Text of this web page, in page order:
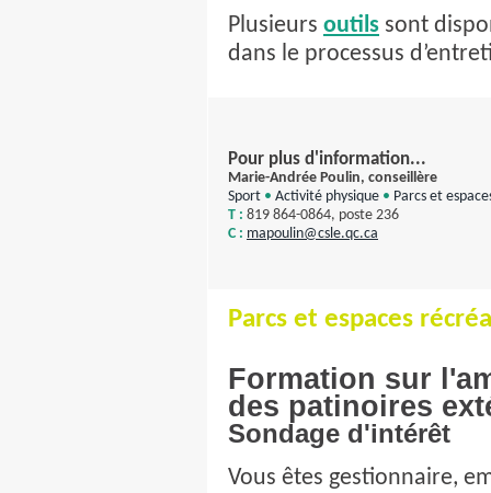
Plusieurs outils sont
dans le processus
Pour plus d'information...
Marie-Andrée Poulin, conseillère
Sport • Activité physique • Parcs et
T : 819 864-0864, poste 236
C : mapoulin@csle.qc.ca
Parcs et espaces
Formation sur
des patinoires
Sondage d'intérêt
Vous êtes gestionnaire,